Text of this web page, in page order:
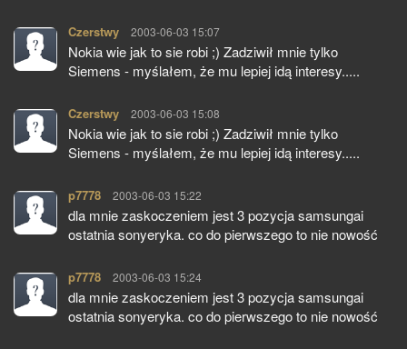
Czerstwy pisze:
2003-06-03 15:07
Nokia wie jak to sie robi ;) Zadziwił mnie tylko
Siemens - myślałem, że mu lepiej idą interesy.....
Czerstwy pisze:
2003-06-03 15:08
Nokia wie jak to sie robi ;) Zadziwił mnie tylko
Siemens - myślałem, że mu lepiej idą interesy.....
p7778 pisze:
2003-06-03 15:22
dla mnie zaskoczeniem jest 3 pozycja samsungai
ostatnia sonyeryka. co do pierwszego to nie nowość
p7778 pisze:
2003-06-03 15:24
dla mnie zaskoczeniem jest 3 pozycja samsungai
ostatnia sonyeryka. co do pierwszego to nie nowość